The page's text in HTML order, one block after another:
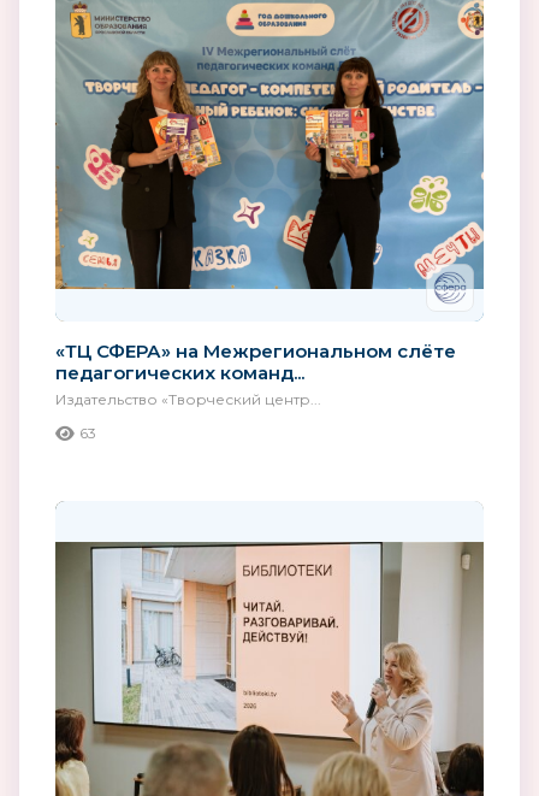
«ТЦ СФЕРА» на Межрегиональном слёте
педагогических команд...
Издательство «Творческий центр...
63